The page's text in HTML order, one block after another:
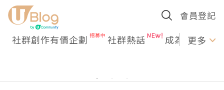
會員登記
社群創作有價企劃 社群熱話 成為U更多